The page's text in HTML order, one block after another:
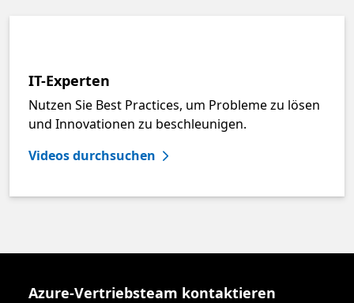
IT-Experten
Nutzen Sie Best Practices, um Probleme zu lösen
und Innovationen zu beschleunigen.
Videos durchsuchen
Azure-Vertriebsteam kontaktieren